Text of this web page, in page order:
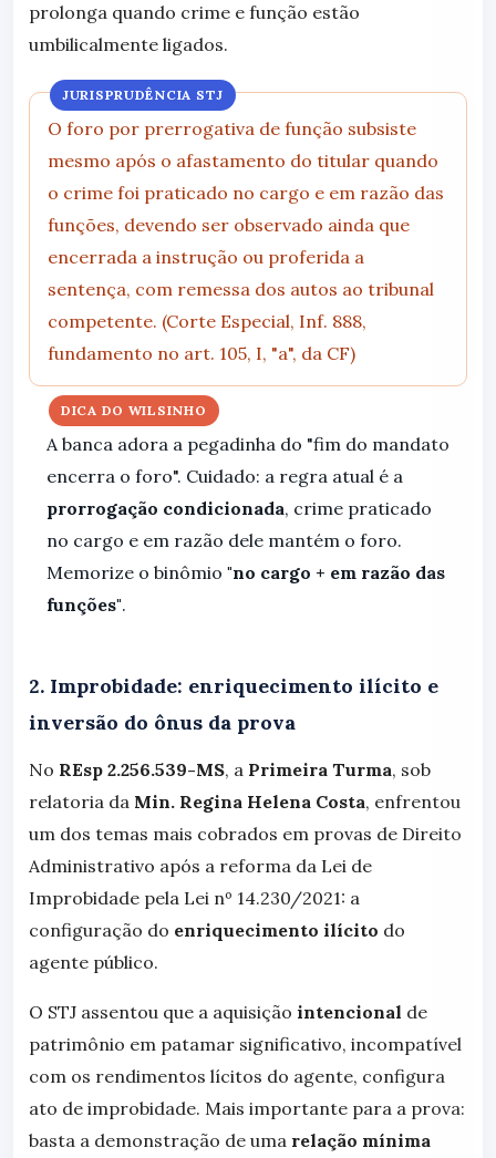
prolonga quando crime e função estão
umbilicalmente ligados.
JURISPRUDÊNCIA STJ
O foro por prerrogativa de função subsiste
mesmo após o afastamento do titular quando
o crime foi praticado no cargo e em razão das
funções, devendo ser observado ainda que
encerrada a instrução ou proferida a
sentença, com remessa dos autos ao tribunal
competente. (Corte Especial, Inf. 888,
fundamento no art. 105, I, "a", da CF)
DICA DO WILSINHO
A banca adora a pegadinha do "fim do mandato
encerra o foro". Cuidado: a regra atual é a
prorrogação condicionada, crime praticado
no cargo e em razão dele mantém o foro.
Memorize o binômio "no cargo + em razão das
funções".
2. Improbidade: enriquecimento ilícito e
inversão do ônus da prova
No REsp 2.256.539-MS, a Primeira Turma, sob
relatoria da Min. Regina Helena Costa, enfrentou
um dos temas mais cobrados em provas de Direito
Administrativo após a reforma da Lei de
Improbidade pela Lei nº 14.230/2021: a
configuração do enriquecimento ilícito do
agente público.
O STJ assentou que a aquisição intencional de
patrimônio em patamar significativo, incompatível
com os rendimentos lícitos do agente, configura
ato de improbidade. Mais importante para a prova:
basta a demonstração de uma relação mínima